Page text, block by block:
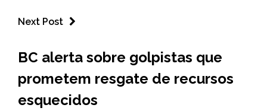
Next Post
NOTÍCIAS
BC alerta sobre golpistas que
prometem resgate de recursos
esquecidos